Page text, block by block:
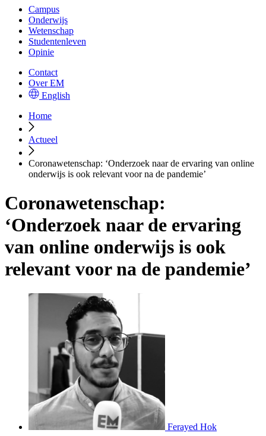
Campus
Onderwijs
Wetenschap
Studentenleven
Opinie
Contact
Over EM
English
Home
Actueel
Coronawetenschap: ‘Onderzoek naar de ervaring van online
onderwijs is ook relevant voor na de pandemie’
Coronawetenschap:
‘Onderzoek naar de ervaring
van online onderwijs is ook
relevant voor na de pandemie’
Ferayed Hok